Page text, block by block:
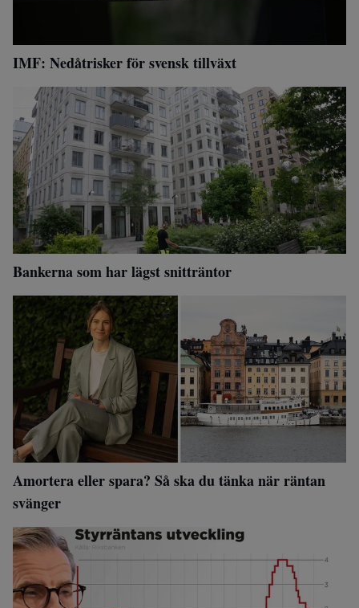
IMF: Nedåtrisker för svensk tillväxt
Bankerna som har lägst snitträntor
Amortera eller spara? Så ska du tänka när räntan
svänger